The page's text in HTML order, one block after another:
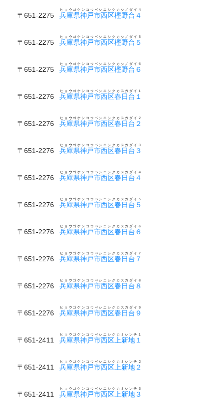
〒651-2275 兵庫県神戸市西区樫野台４
ヒョウゴケンコウベシニシクカシノダイ４
〒651-2275 兵庫県神戸市西区樫野台５
ヒョウゴケンコウベシニシクカシノダイ５
〒651-2275 兵庫県神戸市西区樫野台６
ヒョウゴケンコウベシニシクカシノダイ６
〒651-2276 兵庫県神戸市西区春日台１
ヒョウゴケンコウベシニシクカスガダイ１
〒651-2276 兵庫県神戸市西区春日台２
ヒョウゴケンコウベシニシクカスガダイ２
〒651-2276 兵庫県神戸市西区春日台３
ヒョウゴケンコウベシニシクカスガダイ３
〒651-2276 兵庫県神戸市西区春日台４
ヒョウゴケンコウベシニシクカスガダイ４
〒651-2276 兵庫県神戸市西区春日台５
ヒョウゴケンコウベシニシクカスガダイ５
〒651-2276 兵庫県神戸市西区春日台６
ヒョウゴケンコウベシニシクカスガダイ６
〒651-2276 兵庫県神戸市西区春日台７
ヒョウゴケンコウベシニシクカスガダイ７
〒651-2276 兵庫県神戸市西区春日台８
ヒョウゴケンコウベシニシクカスガダイ８
〒651-2276 兵庫県神戸市西区春日台９
ヒョウゴケンコウベシニシクカスガダイ９
〒651-2411 兵庫県神戸市西区上新地１
ヒョウゴケンコウベシニシクカミシンチ１
〒651-2411 兵庫県神戸市西区上新地２
ヒョウゴケンコウベシニシクカミシンチ２
〒651-2411 兵庫県神戸市西区上新地３
ヒョウゴケンコウベシニシクカミシンチ３